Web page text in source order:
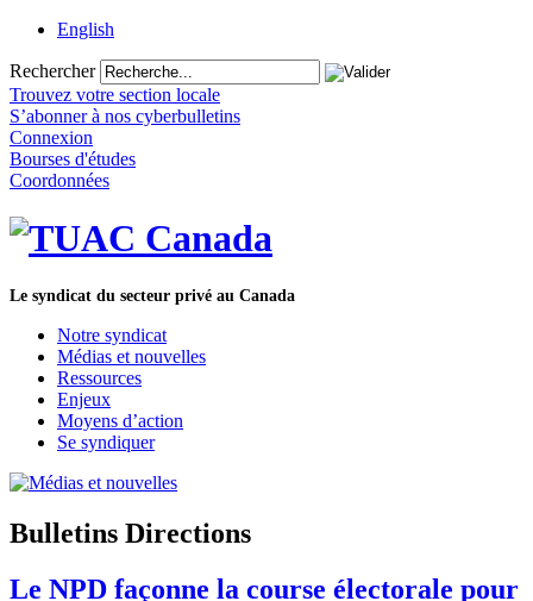
English
Rechercher
Trouvez votre section locale
S’abonner à nos cyberbulletins
Connexion
Bourses d'études
Coordonnées
Le syndicat du secteur privé au Canada
Notre syndicat
Médias et nouvelles
Ressources
Enjeux
Moyens d’action
Se syndiquer
Bulletins Directions
Le NPD façonne la course électorale pour